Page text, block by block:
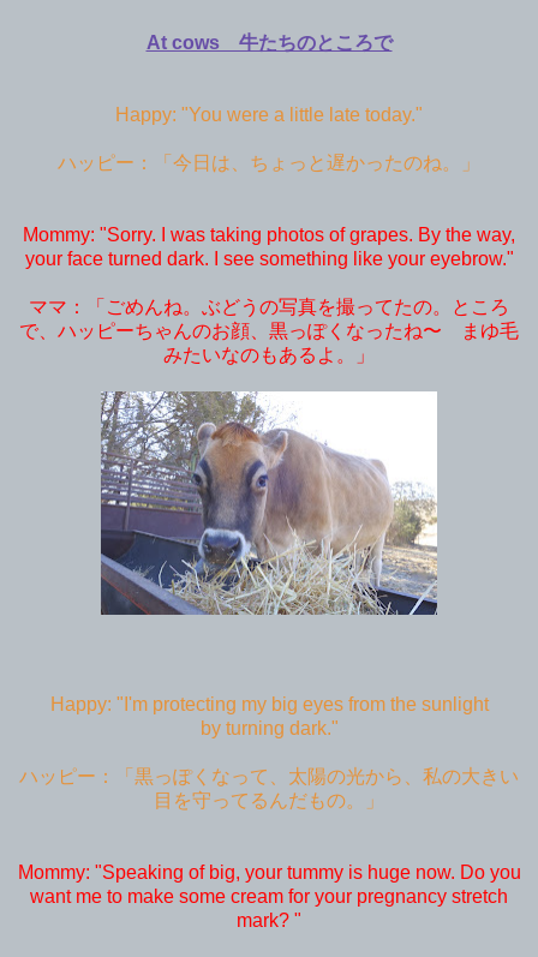
At cows 牛たちのところで
Happy: "You were a little late today."
ハッピー：「今日は、ちょっと遅かったのね。」
Mommy: "Sorry. I was taking photos of grapes. By the way,
your face turned dark. I see something like your eyebrow."
ママ：「ごめんね。ぶどうの写真を撮ってたの。ところ
で、ハッピーちゃんのお顔、黒っぽくなったね〜 まゆ毛
みたいなのもあるよ。」
Happy: "I'm protecting my big eyes from the sunlight
by turning dark."
ハッピー：「黒っぽくなって、太陽の光から、私の大きい
目を守ってるんだもの。」
Mommy: "Speaking of big, your tummy is huge now. Do you
want me to make some cream for your pregnancy stretch
mark? "